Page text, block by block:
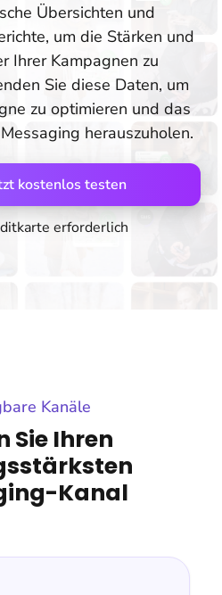
Übersichten und
um die Stärken und
Ihrer Kampagnen zu
Sie diese Daten, um
zu optimieren und das
herauszuholen.
kostenlos testen
erforderlich
Kanäle
Sie Ihren
Kanal